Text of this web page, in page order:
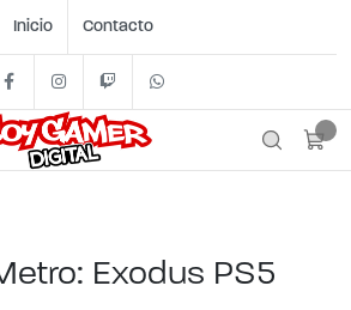
Inicio Contacto
FacebookInstagram
Twitch
Exodus PS5